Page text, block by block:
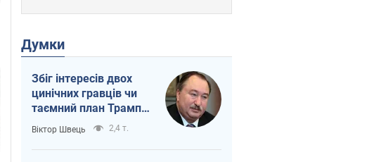
Думки
Збіг інтересів двох
цинічних гравців чи
таємний план Трампа
і Путіна?
Віктор Швець 2,4 т.